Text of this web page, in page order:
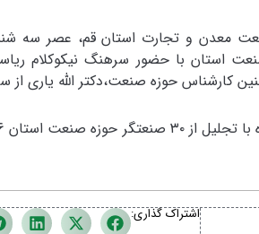
معدن و تجارت استان قم، عصر
استان با حضور سرهنگ نیکوکلام
کارشناس حوزه صنعت،‌دکتر الله یاری
اشتراک گذاری: